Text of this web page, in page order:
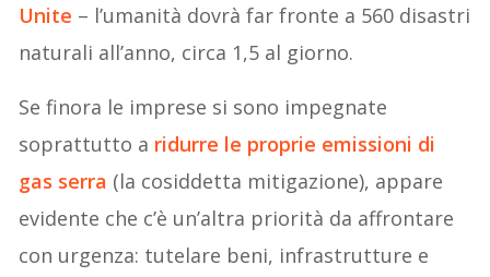
Unite – l’umanità dovrà far fronte a 560 disastri
naturali all’anno, circa 1,5 al giorno.
Se finora le imprese si sono impegnate
soprattutto a ridurre le proprie emissioni di
gas serra (la cosiddetta mitigazione), appare
evidente che c’è un’altra priorità da affrontare
con urgenza: tutelare beni, infrastrutture e